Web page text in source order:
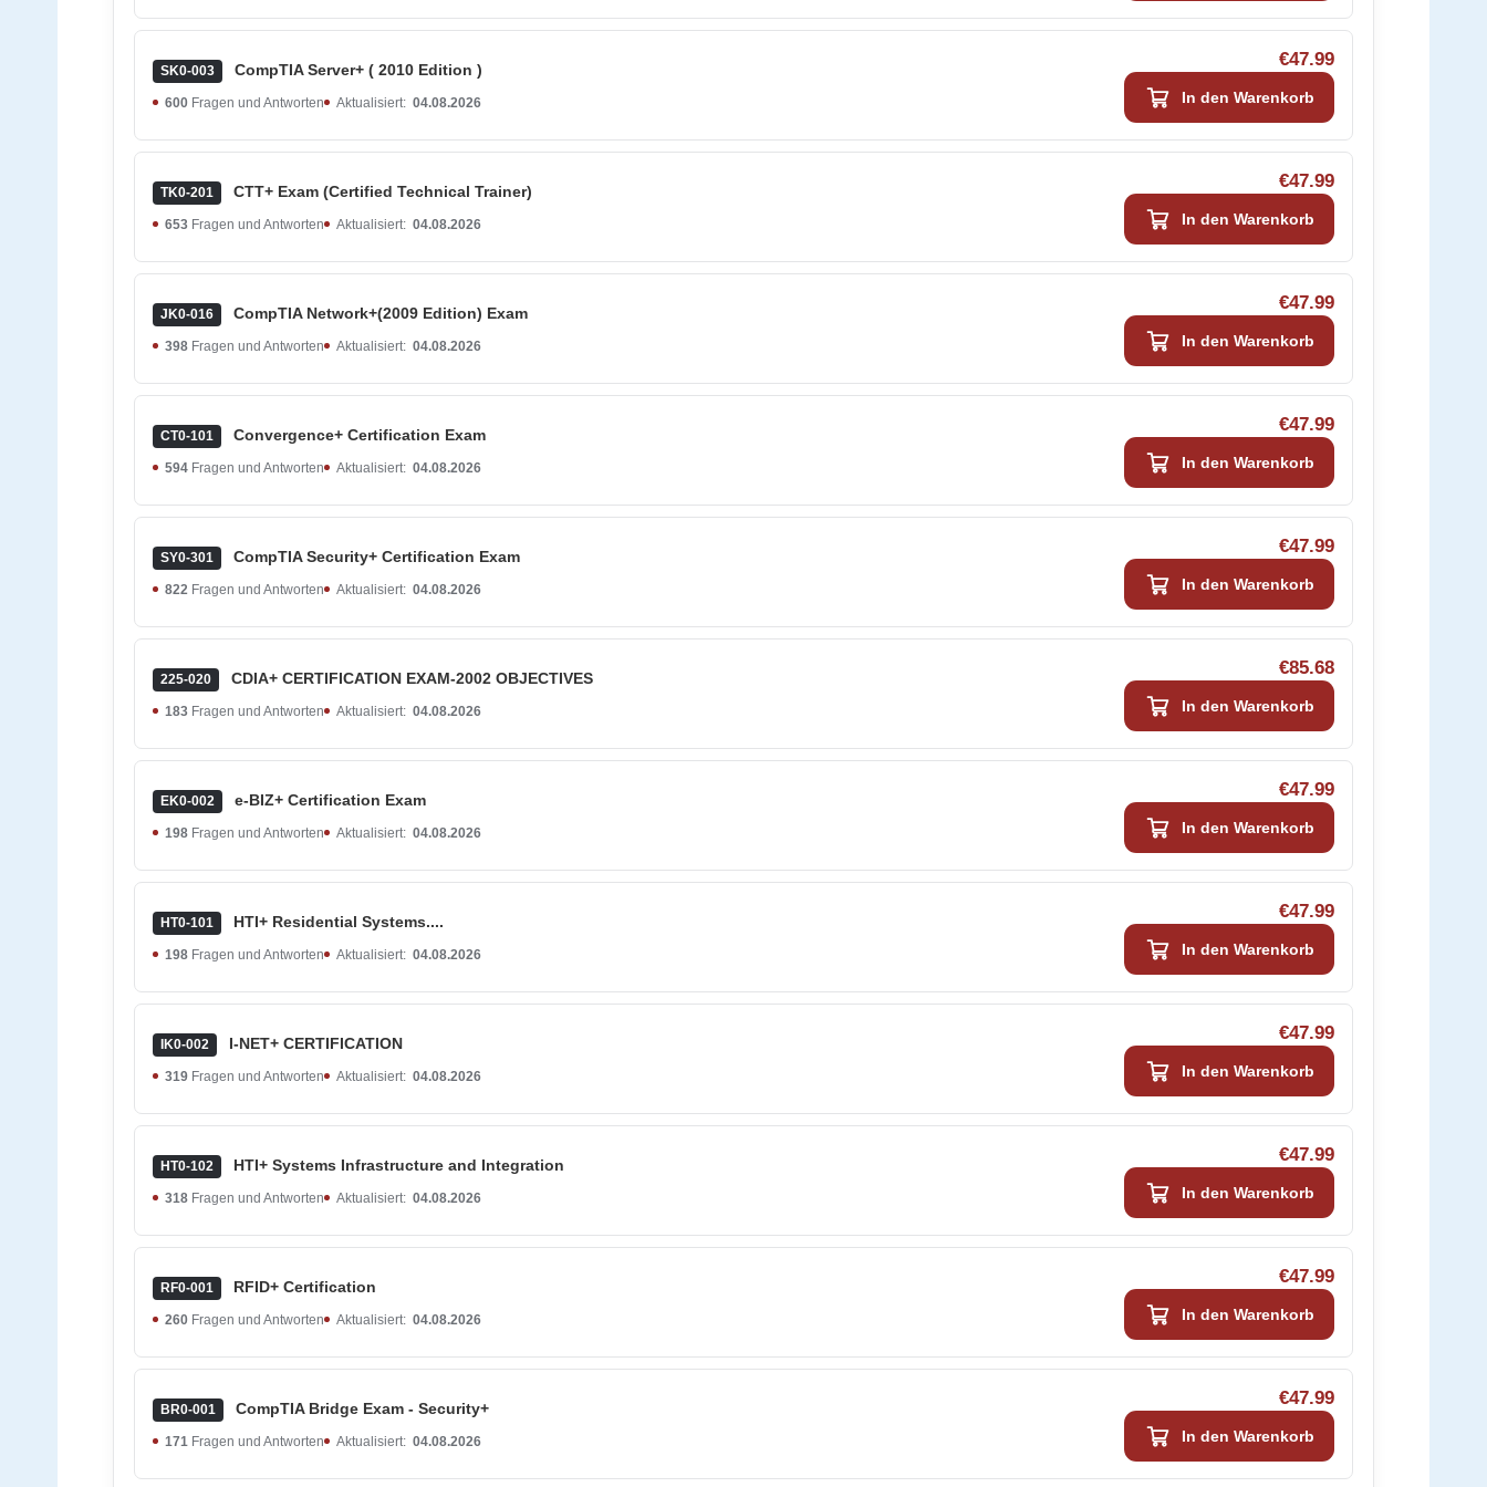
SK0-003 CompTIA Server+ ( 2010 Edition )
600 Fragen und Antworten Aktualisiert: 04.08.2026
€47.99
In den Warenkorb
TK0-201 CTT+ Exam (Certified Technical Trainer)
653 Fragen und Antworten Aktualisiert: 04.08.2026
€47.99
In den Warenkorb
JK0-016 CompTIA Network+(2009 Edition) Exam
398 Fragen und Antworten Aktualisiert: 04.08.2026
€47.99
In den Warenkorb
CT0-101 Convergence+ Certification Exam
594 Fragen und Antworten Aktualisiert: 04.08.2026
€47.99
In den Warenkorb
SY0-301 CompTIA Security+ Certification Exam
822 Fragen und Antworten Aktualisiert: 04.08.2026
€47.99
In den Warenkorb
225-020 CDIA+ CERTIFICATION EXAM-2002 OBJECTIVES
183 Fragen und Antworten Aktualisiert: 04.08.2026
€85.68
In den Warenkorb
EK0-002 e-BIZ+ Certification Exam
198 Fragen und Antworten Aktualisiert: 04.08.2026
€47.99
In den Warenkorb
HT0-101 HTI+ Residential Systems....
198 Fragen und Antworten Aktualisiert: 04.08.2026
€47.99
In den Warenkorb
IK0-002 I-NET+ CERTIFICATION
319 Fragen und Antworten Aktualisiert: 04.08.2026
€47.99
In den Warenkorb
HT0-102 HTI+ Systems Infrastructure and Integration
318 Fragen und Antworten Aktualisiert: 04.08.2026
€47.99
In den Warenkorb
RF0-001 RFID+ Certification
260 Fragen und Antworten Aktualisiert: 04.08.2026
€47.99
In den Warenkorb
BR0-001 CompTIA Bridge Exam - Security+
171 Fragen und Antworten Aktualisiert: 04.08.2026
€47.99
In den Warenkorb